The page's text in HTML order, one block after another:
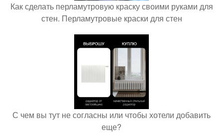
Как сделать перламутровую краску своими руками для
стен. Перламутровые краски для стен
С чем вы тут не согласны или чтобы хотели добавить
еще?